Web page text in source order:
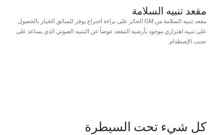
مقعد تنبيه السلامة
مقعد تنبيه السلامة من GM الحائز على براءة اختراع يوفر للسائق الخيار بالحصول
على تنبيه اهتزازي موجود بأرضية المقعد عوضاً عن التنبيه الصوتي الذي يساعد على
تجنب الإصطدام.
كل شيء تحت السيطرة